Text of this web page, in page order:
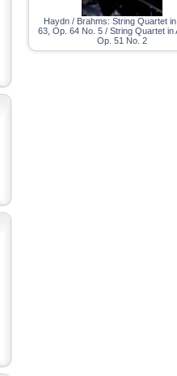
Haydn / Brahms: String Quartet
63, Op. 64 No. 5 / String Quartet in
Op. 51 No. 2